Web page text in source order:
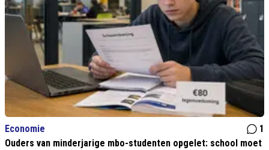
Economie
1
Ouders van minderjarige mbo-studenten opgelet: school moet